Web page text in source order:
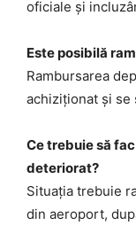
oficiale și
Este posibilă
Rambursarea
achiziționat și se
Ce trebuie să
deteriorat?
Situația trebuie
din aeroport,